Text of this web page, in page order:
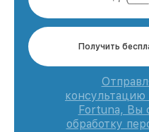
Получить
Fortuna, Вы
обработку